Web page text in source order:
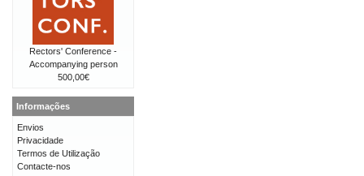
Rectors' Conference -
Accompanying person
500,00€
Informações
Envios
Privacidade
Termos de Utilização
Contacte-nos